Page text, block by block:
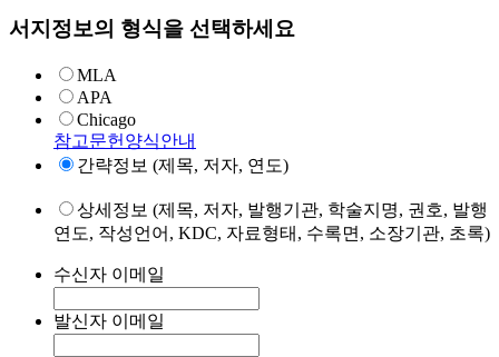
서지정보의 형식을 선택하세요
MLA
APA
Chicago
참고문헌양식안내
간략정보 (제목, 저자, 연도)
상세정보 (제목, 저자, 발행기관, 학술지명, 권호, 발행
연도, 작성언어, KDC, 자료형태, 수록면, 소장기관, 초록)
수신자 이메일
발신자 이메일